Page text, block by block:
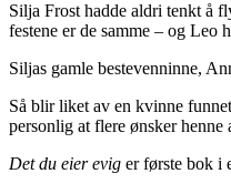
Silja Frost hadde aldri tenkt å
festene er de samme – og Leo
Siljas gamle bestevenninne,
Så blir liket av en kvinne
personlig at flere ønsker
Det du eier evig er første bok i